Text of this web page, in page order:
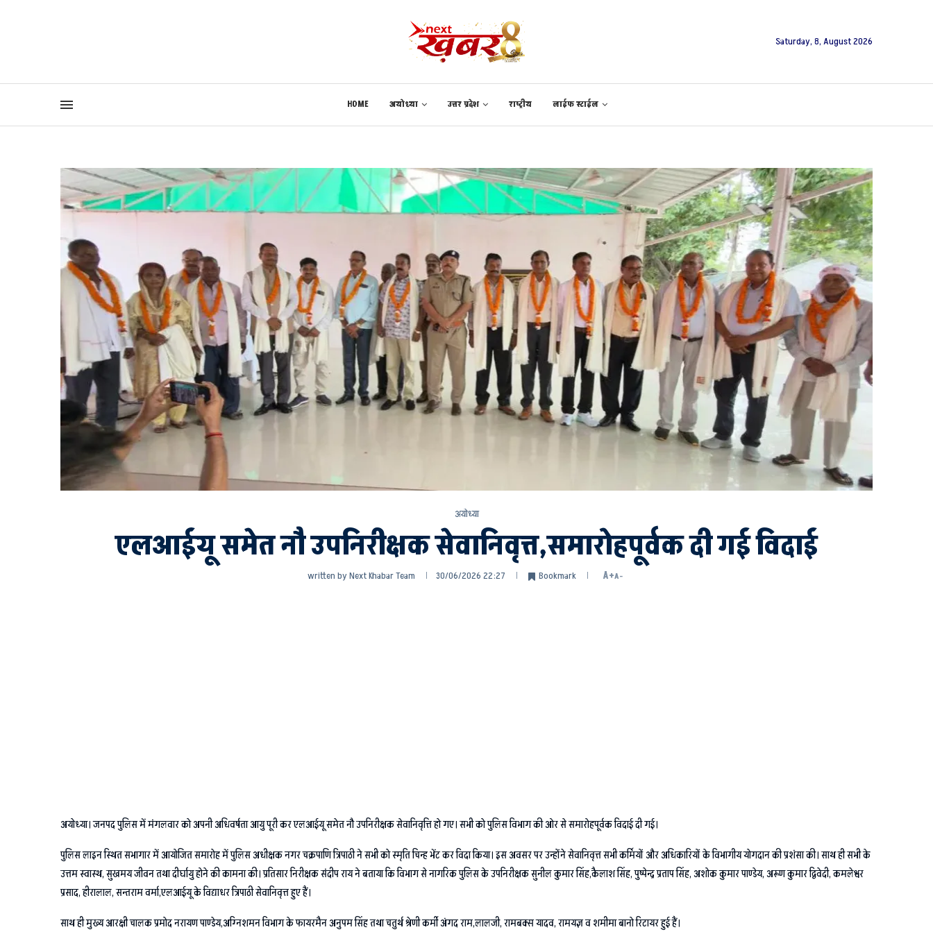
Saturday, 8, August 2026
HOME अयोध्या उत्तर प्रदेश राष्ट्रीय लाईफ स्टाईल
अयोध्या
एलआईयू समेत नौ उपनिरीक्षक सेवानिवृत्त,समारोहपूर्वक दी गई विदाई
written byNext Khabar Team 30/06/2026 22:27 Bookmark A+A-
अयोध्या। जनपद पुलिस में मंगलवार को अपनी अधिवर्षता आयु पूरी कर एलआईयू समेत नौ उपनिरीक्षक सेवानिवृत्ति हो गए। सभी को पुलिस विभाग की ओर से समारोहपूर्वक विदाई दी गई।
पुलिस लाइन स्थित सभागार में आयोजित समारोह में पुलिस अधीक्षक नगर चक्रपाणि त्रिपाठी ने सभी को स्मृति चिन्ह भेंट कर विदा किया। इस अवसर पर उन्होंने सेवानिवृत्त सभी कर्मियों और अधिकारियों के विभागीय योगदान की प्रशंसा की। साथ ही सभी के
उत्तम स्वास्थ, सुखमय जीवन तथा दीर्घायु होने की कामना की। प्रतिसार निरीक्षक संदीप राय ने बताया कि विभाग से नागरिक पुलिस के उपनिरीक्षक सुनील कुमार सिंह,कैलाश सिंह, पुष्पेन्द्र प्रताप सिंह, अशोक कुमार पाण्डेय, अरूण कुमार द्विवेदी, कमलेश्वर
प्रसाद, हीरालाल, सन्तराम वर्मा,एलआईयू के विद्याधर त्रिपाठी सेवानिवृत्त हुए हैं।
साथ ही मुख्य आरक्षी चालक प्रमोद नरायण पाण्डेय,अग्निशमन विभाग के फायरमैन अनुपम सिंह तथा चतुर्थ श्रेणी कर्मी अंगद राम,लालजी, रामबक्स यादव, रामयज्ञ व शमीमा बानो रिटायर हुई हैं।